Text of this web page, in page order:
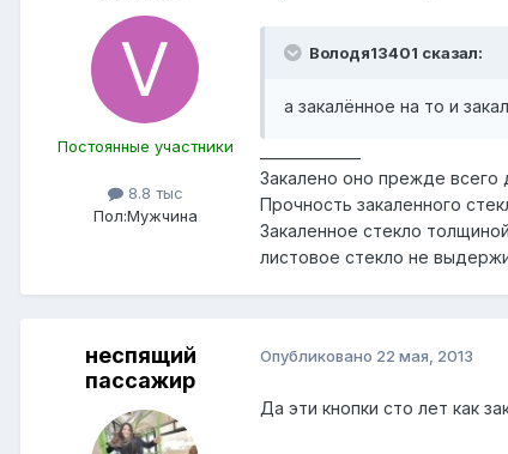
Постоянные участники
8.8 тыс
Пол:Мужчина
Володя13401 сказал:
а закалённое на то и
Закалено оно прежде всего
Прочность закаленного
Закаленное стекло
листовое стекло не
неспящий
пассажир
Опубликовано 22 мая, 2013
Да эти кнопки сто лет как